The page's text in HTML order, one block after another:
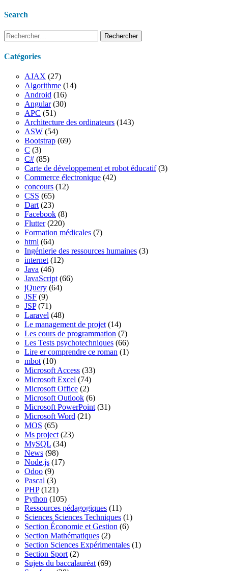
EXERCICE
Search
Rechercher :
Catégories
AJAX (27)
Algorithme (14)
Android (16)
Angular(30)
APC (51)
Architecture des ordinateurs (143)
ASW (54)
Bootstrap (69)
C (3)
C# (85)
Carte de développement et robot éducatif(3)
Commerce électronique (42)
concours (12)
CSS (65)
Dart (23)
Facebook (8)
Flutter(220)
Formation médicales (7)
html (64)
Ingénierie des ressources humaines (3)
internet (12)
Java (46)
JavaScript (66)
jQuery (64)
JSF (9)
JSP(71)
Laravel (48)
Le management de projet (14)
Les cours de programmation (7)
Les Tests psychotechniques (66)
Lire er comprendre ce roman (1)
mbot (10)
Microsoft Access (33)
Microsoft Excel (74)
Microsoft Office (2)
Microsoft Outlook (6)
Microsoft PowerPoint (31)
Microsoft Word (21)
MOS (65)
Ms project (23)
MySQL (34)
News (98)
Node.js (17)
Odoo (9)
Pascal (3)
PHP(121)
Python (105)
Ressources pédagogiques (11)
Sciences Sciences Techniques (1)
Section Économie et Gestion (6)
Section Mathématiques (2)
Section Sciences Expérimentales (1)
Section Sport (2)
Sujets du baccalauréat (69)